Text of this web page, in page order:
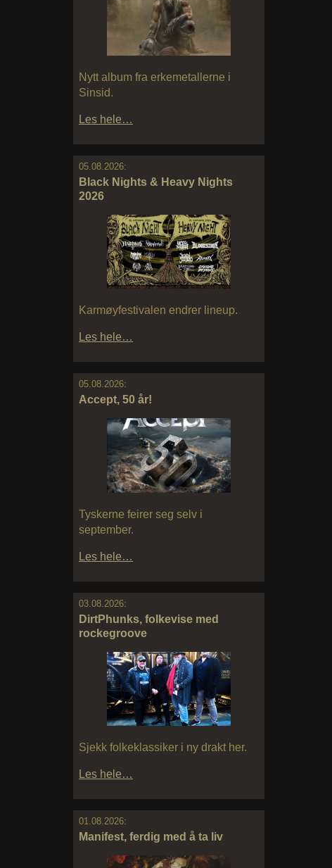
Nytt album fra erkemetallerne i
Sinsid.
Les hele…
05.08.2026:
Black Nights & Heavy Nights
2026
Karmøyfestivalen endrer lineup.
Les hele…
05.08.2026:
Accept, 50 år!
Tyskerne feirer seg selv i
september.
Les hele…
03.08.2026:
DirtPhunks, folkevise med
rockegroove
Sjekk folkeklassiker i ny drakt her.
Les hele…
01.08.2026:
Manifest, ferdig med å ta liv